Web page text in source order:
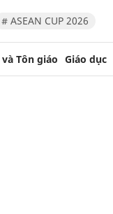
# ASEAN CUP 2026
Tôn giáo Giáo dục